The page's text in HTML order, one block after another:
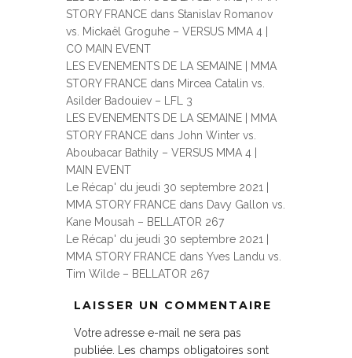
STORY FRANCE dans Stanislav Romanov
vs. Mickaël Groguhe – VERSUS MMA 4 |
CO MAIN EVENT
LES EVENEMENTS DE LA SEMAINE | MMA
STORY FRANCE dans Mircea Catalin vs.
Asilder Badouiev – LFL 3
LES EVENEMENTS DE LA SEMAINE | MMA
STORY FRANCE dans John Winter vs.
Aboubacar Bathily – VERSUS MMA 4 |
MAIN EVENT
Le Récap' du jeudi 30 septembre 2021 |
MMA STORY FRANCE dans Davy Gallon vs.
Kane Mousah – BELLATOR 267
Le Récap' du jeudi 30 septembre 2021 |
MMA STORY FRANCE dans Yves Landu vs.
Tim Wilde – BELLATOR 267
LAISSER UN COMMENTAIRE
Votre adresse e-mail ne sera pas
publiée.
Les champs obligatoires sont